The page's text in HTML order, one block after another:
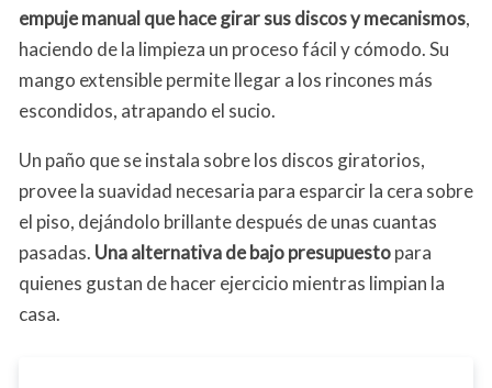
empuje manual que hace girar sus discos y mecanismos,
haciendo de la limpieza un proceso fácil y cómodo. Su
mango extensible permite llegar a los rincones más
escondidos, atrapando el sucio.
Un paño que se instala sobre los discos giratorios,
provee la suavidad necesaria para esparcir la cera sobre
el piso, dejándolo brillante después de unas cuantas
pasadas. Una alternativa de bajo presupuestopara
quienes gustan de hacer ejercicio mientras limpian la
casa.